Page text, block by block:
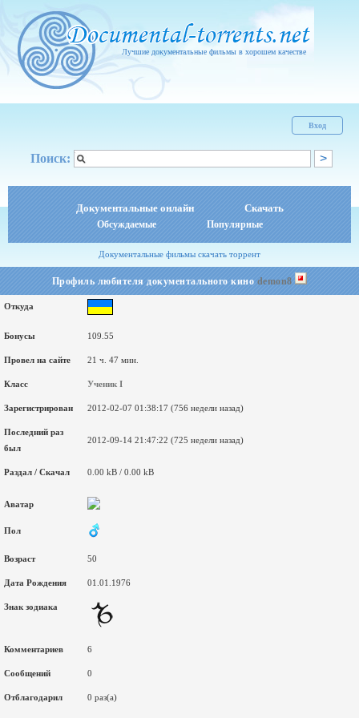
Лучшие документальные фильмы в хорошем качестве
Вход
Поиск:
Документальные онлайн Скачать
Обсуждаемые Популярные
Документальные фильмы скачать торрент
Профиль любителя документального кино demon8
Откуда
Бонусы 109.55
Провел на сайте 21 ч. 47 мин.
Класс Ученик I
Зарегистрирован 2012-02-07 01:38:17 (756 недели назад)
Последний раз
был
2012-09-14 21:47:22 (725 недели назад)
Раздал / Скачал 0.00 kB / 0.00 kB
Аватар
Пол
Возраст 50
Дата Рождения 01.01.1976
Знак зодиака
Комментариев 6
Сообщений 0
Отблагодарил 0 раз(а)